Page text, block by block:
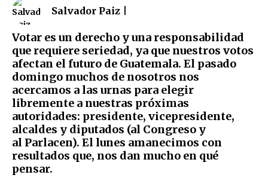
Salvador Paiz |
Votar es un derecho y una responsabilidad
que requiere seriedad, ya que nuestros votos
afectan el futuro de Guatemala. El pasado
domingo muchos de nosotros nos
acercamos a las urnas para elegir
libremente a nuestras próximas
autoridades: presidente, vicepresidente,
alcaldes y diputados (al Congreso y
al Parlacen). El lunes amanecimos con
resultados que, nos dan mucho en qué
pensar.